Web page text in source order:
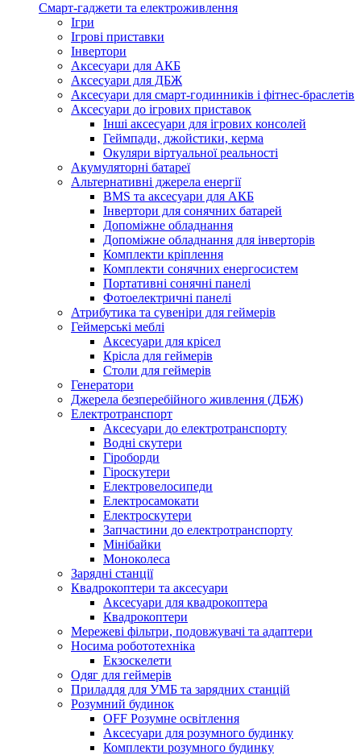
Смарт-гаджети та електроживлення
Ігри
Ігрові приставки
Інвертори
Аксесуари для АКБ
Аксесуари для ДБЖ
Аксесуари для смарт-годинників і фітнес-браслетів
Аксесуари до ігрових приставок
Інші аксесуари для ігрових консолей
Геймпади, джойстики, керма
Окуляри віртуальної реальності
Акумуляторні батареї
Альтернативні джерела енергії
BMS та аксесуари для АКБ
Інвертори для сонячних батарей
Допоміжне обладнання
Допоміжне обладнання для інверторів
Комплекти кріплення
Комплекти сонячних енергосистем
Портативні сонячні панелі
Фотоелектричні панелі
Атрибутика та сувеніри для геймерів
Геймерські меблі
Аксесуари для крісел
Крісла для геймерів
Столи для геймерів
Генератори
Джерела безперебійного живлення (ДБЖ)
Електротранспорт
Аксесуари до електротранспорту
Водні скутери
Гіроборди
Гіроскутери
Електровелосипеди
Електросамокати
Електроскутери
Запчастини до електротранспорту
Мінібайки
Моноколеса
Зарядні станції
Квадрокоптери та аксесуари
Аксесуари для квадрокоптера
Квадрокоптери
Мережеві фільтри, подовжувачі та адаптери
Носима робототехніка
Екзоскелети
Одяг для геймерів
Приладдя для УМБ та зарядних станцій
Розумний будинок
OFF Розумне освітлення
Аксесуари для розумного будинку
Комплекти розумного будинку